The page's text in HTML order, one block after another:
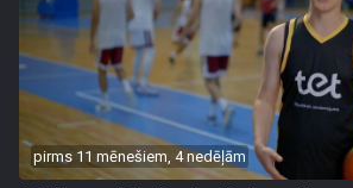
pirms 11 mēnešiem, 4 nedēļām